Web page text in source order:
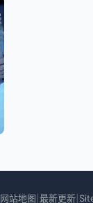
网站地图 最新更新